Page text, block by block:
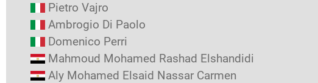
Pietro Vajro
Ambrogio Di Paolo
Domenico Perri
Mahmoud Mohamed Rashad Elshandidi
Aly Mohamed Elsaid Nassar Carmen